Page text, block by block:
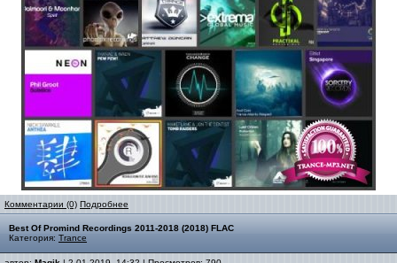
Комментарии (0) Подробнее
Best Of Promind Recordings 2011-2018 (2018) FLAC
Категория: Trance